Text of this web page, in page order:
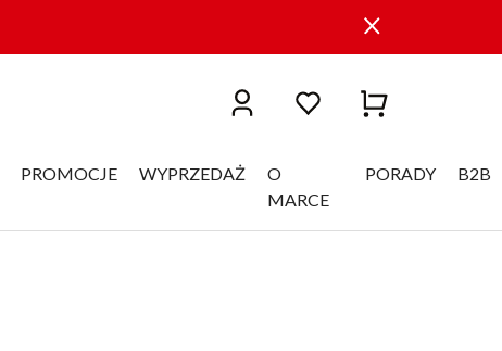
PROMOCJE WYPRZEDAŻ
O
MARCE
PORADY B2B